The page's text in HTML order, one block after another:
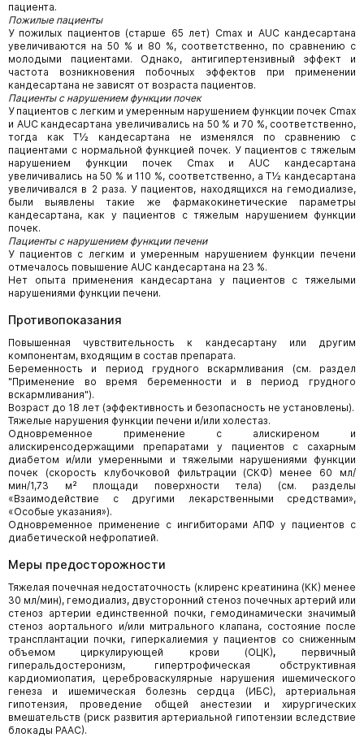
пациента.
Пожилые пациенты
У пожилых пациентов (старше 65 лет) Сmax и AUC кандесартана
увеличиваются на 50 % и 80 %, соответственно, по сравнению с
молодыми пациентами. Однако, антигипертензивный эффект и
частота возникновения побочных эффектов при применении
кандесартана не зависят от возраста пациентов.
Пациенты с нарушением функции почек
У пациентов с легким и умеренным нарушением функции почек Cmax
и AUC кандесартана увеличивались на 50 % и 70 %, соответственно,
тогда как Т½ кандесартана не изменялся по сравнению с
пациентами с нормальной функцией почек. У пациентов с тяжелым
нарушением функции почек Cmax и AUC кандесартана
увеличивались на 50 % и 110 %, соответственно, а Т½ кандесартана
увеличивался в 2 раза. У пациентов, находящихся на гемодиализе,
были выявлены такие же фармакокинетические параметры
кандесартана, как у пациентов с тяжелым нарушением функции
почек.
Пациенты с нарушением функции печени
У пациентов с легким и умеренным нарушением функции печени
отмечалось повышение AUC кандесартана на 23 %.
Нет опыта применения кандесартана у пациентов с тяжелыми
нарушениями функции печени.
Противопоказания
Повышенная чувствительность к кандесартану или другим
компонентам, входящим в состав препарата.
Беременность и период грудного вскармливания (см. раздел
"Применение во время беременности и в период грудного
вскармливания").
Возраст до 18 лет (эффективность и безопасность не установлены).
Тяжелые нарушения функции печени и/или холестаз.
Одновременное применение с алискиреном и
алискиренсодержащими препаратами у пациентов с сахарным
диабетом и/или умеренными и тяжелыми нарушениями функции
почек (скорость клубочковой фильтрации (СКФ) менее 60 мл/
мин/1,73 м² площади поверхности тела) (см. разделы
«Взаимодействие с другими лекарственными средствами»,
«Особые указания»).
Одновременное применение с ингибиторами АПФ у пациентов с
диабетической нефропатией.
Меры предосторожности
Тяжелая почечная недостаточность (клиренс креатинина (КК) менее
30 мл/мин), гемодиализ, двусторонний стеноз почечных артерий или
стеноз артерии единственной почки, гемодинамически значимый
стеноз аортального и/или митрального клапана, состояние после
трансплантации почки, гиперкалиемия у пациентов со сниженным
объемом циркулирующей крови (ОЦК), первичный
гиперальдостеронизм, гипертрофическая обструктивная
кардиомиопатия, цереброваскулярные нарушения ишемического
генеза и ишемическая болезнь сердца (ИБС), артериальная
гипотензия, проведение общей анестезии и хирургических
вмешательств (риск развития артериальной гипотензии вследствие
блокады РААС).